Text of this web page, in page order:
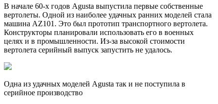
В начале 60-х годов Agusta выпустила первые собственные
вертолеты. Одной из наиболее удачных ранних моделей стала
машина AZ101. Это был прототип транспортного вертолета.
Конструкторы планировали использовать его в военных
целях и в промышленности. Из-за высокой стоимости
вертолета серийный выпуск запустить не удалось.
Одна из удачных моделей Agusta так и не поступила в
серийное производство